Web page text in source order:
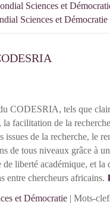
Sciences et
Sciences et
CODESRIA, tels que
la facilitation de la
de la recherche, le
de tous niveaux grâce à
liberté académique, et la
entre chercheurs africains.
et Démocratie | Mots-